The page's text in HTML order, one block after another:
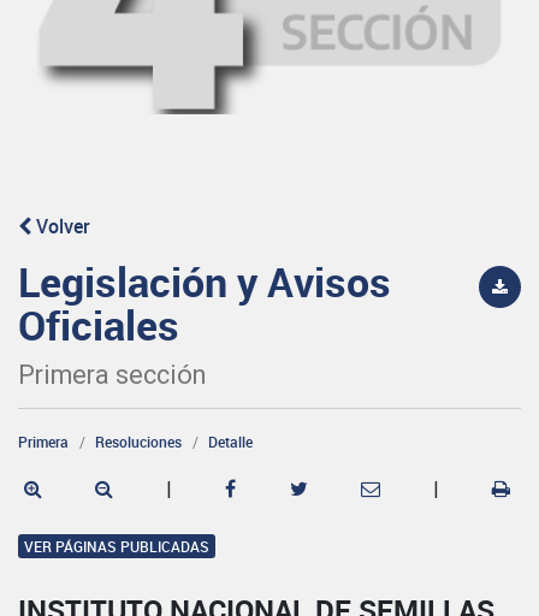
Volver
Legislación y Avisos
Oficiales
Primera sección
Primera Resoluciones Detalle
| |
VER PÁGINAS PUBLICADAS